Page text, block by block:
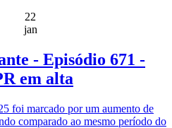
22
jan
- Episódio 671 -
em alta
foi marcado por um aumento de
comparado ao mesmo período do